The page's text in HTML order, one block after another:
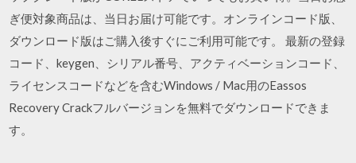
ぎ便対象商品は、当日お届け可能です。オンラインコード版、
ダウンロード版はご購入後すぐにご利用可能です。 最新の登録
コード、keygen、シリアル番号、アクティベーションコード、
ライセンスコードなどを含むWindows / Mac用のEassos
Recovery Crackフルバージョンを無料でダウンロードできま
す。